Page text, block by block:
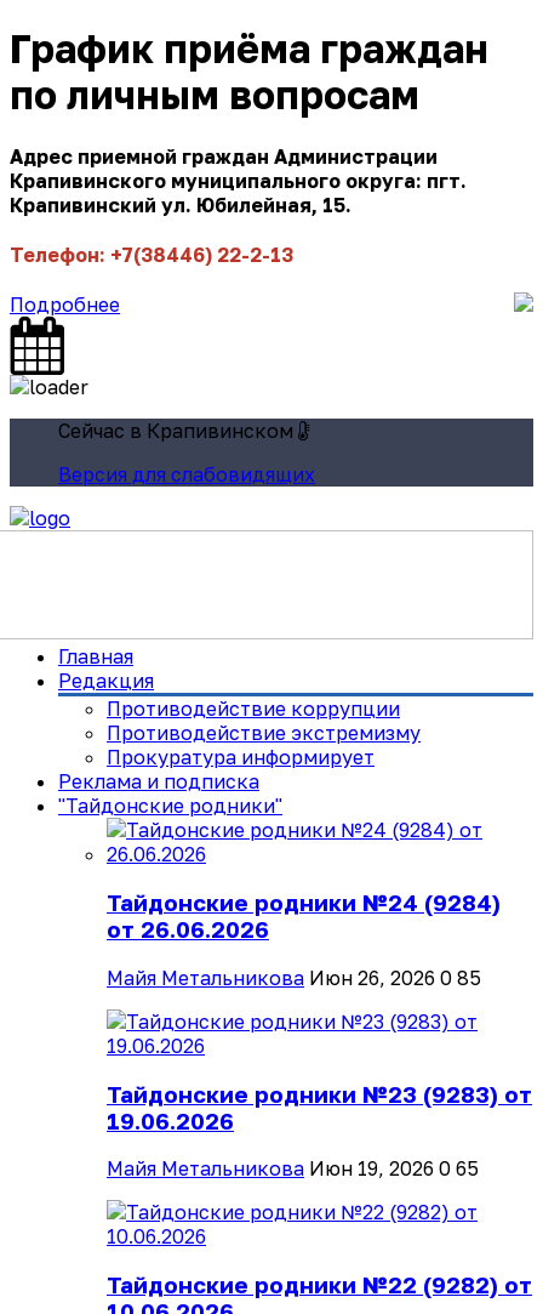
График приёма граждан
по личным вопросам
Адрес приемной граждан Администрации
Крапивинского муниципального округа: пгт.
Крапивинский ул. Юбилейная, 15.
Телефон: +7(38446) 22-2-13
Подробнее
Сейчас в Крапивинском
Версия для слабовидящих
Главная
Редакция
Противодействие коррупции
Противодействие экстремизму
Прокуратура информирует
Реклама и подписка
"Тайдонские родники"
Тайдонские родники №24 (9284)
от 26.06.2026
Майя Метальникова Июн 26, 2026 0 85
Тайдонские родники №23 (9283) от
19.06.2026
Майя Метальникова Июн 19, 2026 0 65
Тайдонские родники №22 (9282) от